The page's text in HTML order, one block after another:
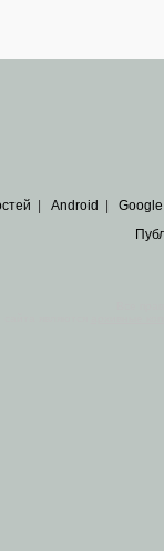
Android Google